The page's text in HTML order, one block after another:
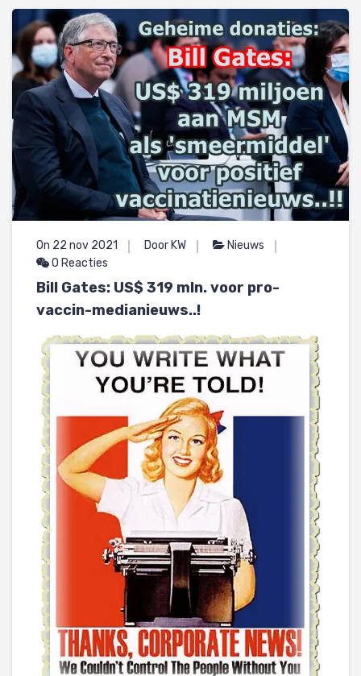
On 22 nov 2021 Door KW
Nieuws
0 Reacties
Bill Gates: US$ 319 mln. voor pro-
vaccin-medianieuws..!